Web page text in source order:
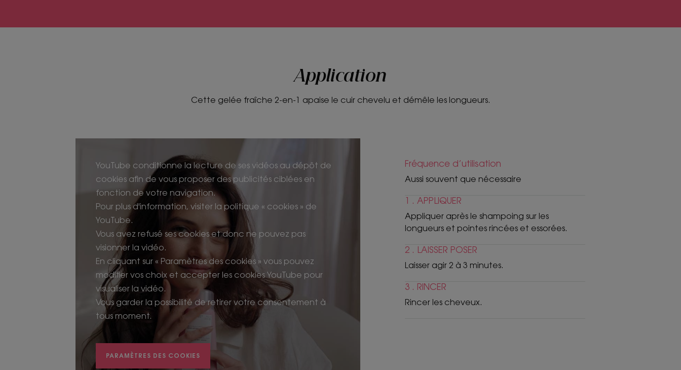
Application
Cette gelée fraîche 2-en-1 apaise le cuir chevelu et démêle les longueurs.
YouTube conditionne la lecture de ses vidéos au dépôt de
cookies afin de vous proposer des publicités ciblées en
fonction de votre navigation.
Pour plus d'information, visiter la politique « cookies » de
YouTube.
Vous avez refusé ses cookies et donc ne pouvez pas
visionner la vidéo.
En cliquant sur « Paramètres des cookies » vous pouvez
modifier vos choix et accepter les cookies YouTube pour
visualiser la vidéo.
Vous garder la possibilité de retirer votre consentement à
tous moment.
PARAMÈTRES DES COOKIES
Fréquence d’utilisation
Aussi souvent que nécessaire
1 . APPLIQUER
Appliquer après le shampoing sur les
longueurs et pointes rincées et essorées.
2 . LAISSER POSER
Laisser agir 2 à 3 minutes.
3 . RINCER
Rincer les cheveux.